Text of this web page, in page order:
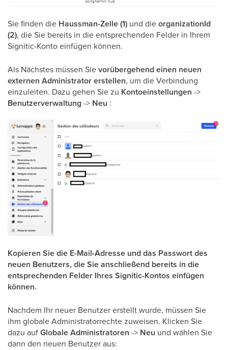
Sie finden die Haussman-Zelle (1) und dieorganizationId
(2), die Sie bereits in die entsprechenden Felder in Ihrem
Signitic-Konto einfügen können.
Als Nächstes müssen Sievorübergehend einen neuen
externen Administrator erstellen, um die Verbindung
einzuleiten. Dazu gehen Sie zu Kontoeinstellungen ->
Benutzerverwaltung-> Neu :
Kopieren Sie die E-Mail-Adresse und das Passwort des
neuen Benutzers, die Sie anschließend bereits in die
entsprechenden Felder Ihres Signitic-Kontos einfügen
können.
Nachdem Ihr neuer Benutzer erstellt wurde, müssen Sie
ihm globale Administratorrechte zuweisen. Klicken Sie
dazu aufGlobale Administratoren -> Neu und wählen Sie
dann den neuen Benutzer aus: